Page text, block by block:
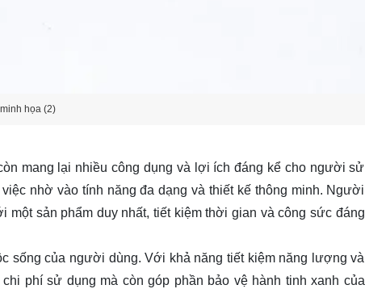
họa (2)
mang lại nhiều công dụng và lợi ích đáng kể cho người sử
nhờ vào tính năng đa dạng và thiết kế thông minh. Người
sản phẩm duy nhất, tiết kiệm thời gian và công sức đáng
sống của người dùng. Với khả năng tiết kiệm năng lượng và
phí sử dụng mà còn góp phần bảo vệ hành tinh xanh của